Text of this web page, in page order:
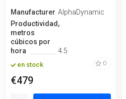
ManufactureroAlphaDynamic
Productividad,
metros
cúbicos por
hora
4.5
en stock 0
€479